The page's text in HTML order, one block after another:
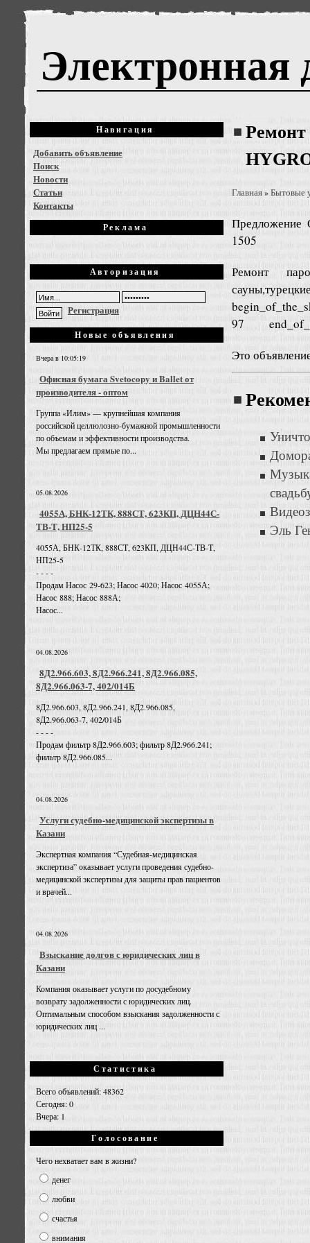
Электронная
Навигация
Добавить объявление
Поиск
Новости
Статьи
Контакты
Реклама
Авторизация
Регистрация
Новые объявления
Вчера в 10:05:19
Офисная бумага Svetocopy и Ballet от
производителя - оптом
Группа «Илим» — крупнейшая компания
российской целлюлозно-бумажной промышленности
по объемам и эффективности производства.
Мы предлагаем прямые по...
05.08.2026
4055А, БНК-12ТК, 888СТ, 623КП, ДЦН44С-
ТВ-Т, НП25-5
4055А, БНК-12ТК, 888СТ, 623КП, ДЦН44С-ТВ-Т,
НП25-5
- - - -
Продам Насос 29-623; Насос 4020; Насос 4055А;
Насос 888; Насос 888А;
Насос...
04.08.2026
8Д2.966.603, 8Д2.966.241, 8Д2.966.085,
8Д2.966.063-7, 402/014Б
8Д2.966.603, 8Д2.966.241, 8Д2.966.085,
8Д2.966.063-7, 402/014Б
- - - -
Продам фильтр 8Д2.966.603; фильтр 8Д2.966.241;
фильтр 8Д2.966.085...
04.08.2026
Услуги судебно-медицинской экспертизы в
Казани
Экспертная компания “Судебная-медицинская
экспертиза” оказывает услуги проведения судебно-
медицинской экспертизы для защиты прав пациентов
и врачей...
04.08.2026
Взыскание долгов с юридических лиц в
Казани
Компания оказывает услуги по досудебному
возврату задолженности с юридических лиц.
Оптимальным способом взыскания задолженности с
юридических лиц ...
Статистика
Всего объявлений: 48362
Сегодня: 0
Вчера: 1
Голосование
Чего нехватает вам в жизни?
денег
любви
счастья
внимания
Ремонт
Главная»Бытовые
Предложение
1505
Ремонт
97
Это
Эль